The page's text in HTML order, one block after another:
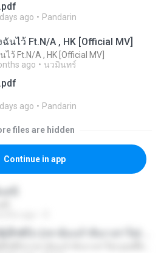
ago Pandarin
ฉันไว้ Ft.N/A , HK [Official MV]
ไว้ Ft.N/A , HK [Official MV]
ago นวมินทร์
ago Pandarin
files are hidden
Continue in app